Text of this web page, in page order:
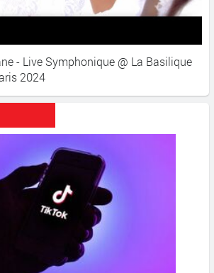
- Live Symphonique @ La Basilique
2024